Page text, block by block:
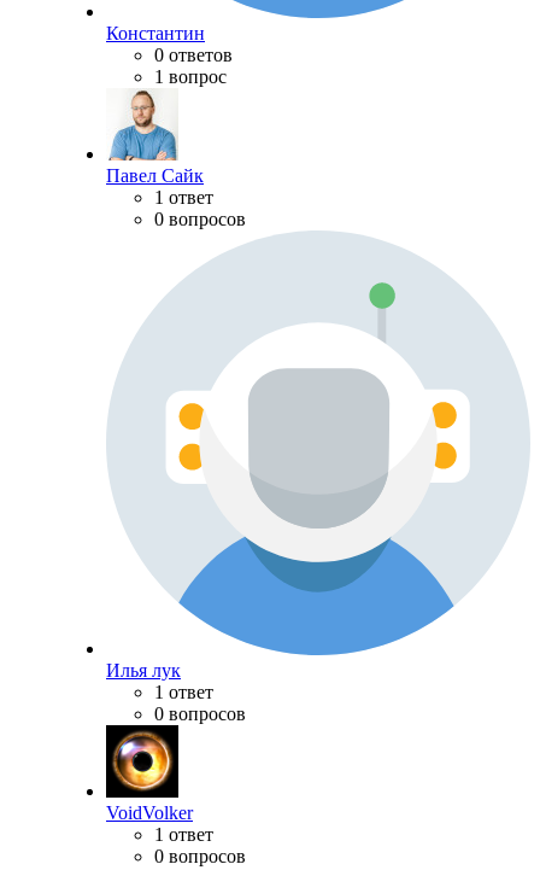
Константин
0 ответов
1 вопрос
Павел Сайк
1 ответ
0 вопросов
Илья лук
1 ответ
0 вопросов
VoidVolker
1 ответ
0 вопросов